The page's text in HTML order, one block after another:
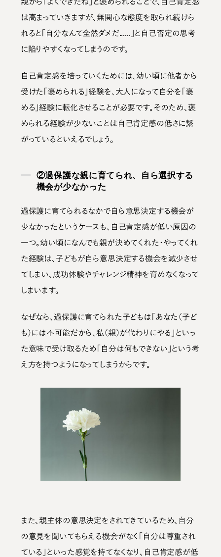
は高まっていきますが、無関心な態度を取られ続けら
れると「自分なんて全然ダメだ......」と自己否定の思考
に陥りやすくなってしまうのです。
自己肯定感を培っていくためには、 幼い頃に他者から
受けた「褒められる」経験を、大人になって自分を「褒
める」経験に転化させる ことが必要です。そのため、褒
められる経験が少ないことは自己肯定感の低さに繋
がっているといえるでしょう。
②過保護な親に育てられ、自ら選択する
機会が少なかった
過保護に育てられるなかで自ら意思決定する機会が
少なかったというケースも、自己肯定感が低い原因の
一つ。幼い頃になんでも親が決めてくれた・やってくれ
た経験は、 子どもが自ら意思決定する機会を減少させ
てしまい、成功体験やチャレンジ精神を育めなくなって
しまいます。
なぜなら、過保護に育てられた子どもは 「あなた（子ど
も）には不可能だから、私（親）が代わりにやる」 といっ
た意味で受け取るため 「自分は何もできない」という考
え方を持つ ようになってしまうからです。
また、親主体の意思決定をされてきているため、自分
の意見を聞いてもらえる機会がなく「自分は尊重され
ている」といった感覚を持てなくなり、自己肯定感が低